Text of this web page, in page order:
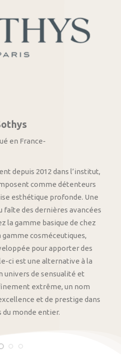
en France-
depuis 2012 dans l’institut,
comme détenteurs
esthétique profonde. Une
faîte des dernières avancées
la gamme basique de chez
gamme cosméceutiques,
pour apporter des
ci est une alternative à la
univers de sensualité et
extrême, un nom
et de prestige dans
du monde entier.